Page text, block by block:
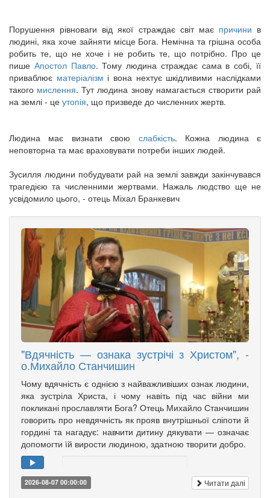
Порушення рівноваги від якої страждає світ має причини в
людині, яка хоче зайняти місце Бога. Немічна та грішна особа
робить те, що не хоче і не робить те, що потрібно. Про це
пише Апостол Павло. Тому людина страждає сама в собі, її
приваблює матеріалізм і вона нехтує шкідливими наслідками
такого мислення. Тут людина знову намагається створити рай
на землі - це утопія, що призведе до численних жертв.
Людина має визнати свою слабкість. Кожна людина є
неповторна та має враховувати потреби інших людей.
Зусилля людини побудувати рай на землі завжди закінчувався
трагедією та численними жертвами. Нажаль людство ще не
усвідомило цього, - отець Міхал Бранкевич
"Вдячність — ознака зустрічі з Христом", -
о.Михайло Станчишин
Чому вдячність є однією з найважливіших ознак людини,
яка зустріла Христа, і чому навіть під час війни ми
покликані прославляти Бога? Отець Михайло Станчишин
говорить про невдячність як прояв внутрішньої сліпоти й
гордині та нагадує: навчити дитину дякувати — означає
допомогти їй вирости людиною, здатною творити добро.
2026-08-07 00:00:00 Читати далі